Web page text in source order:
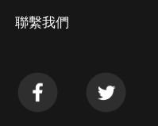
聯繫我們